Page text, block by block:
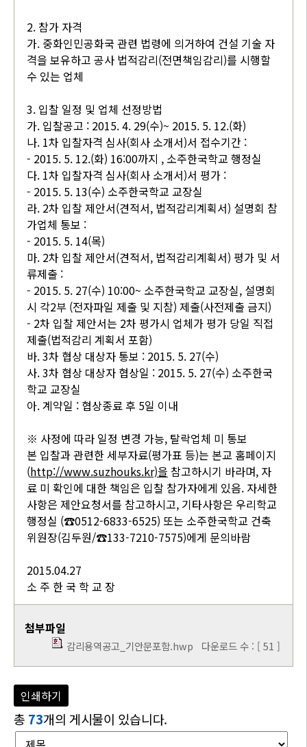
2. 참가 자격
가. 중화인민공화국 관련 법령에 의거하여 건설 기술 자
격을 보유하고 공사 법적감리(전면책임감리)를 시행할
수 있는 업체
3. 입찰 일정 및 업체 선정방법
가. 입찰공고 : 2015. 4. 29(수)~ 2015. 5. 12.(화)
나. 1차 입찰자격 심사(회사 소개서)서 접수기간 :
- 2015. 5. 12.(화) 16:00까지 , 소주한국학교 행정실
다. 1차 입찰자격 심사(회사 소개서)서 평가 :
- 2015. 5. 13(수) 소주한국학교 교장실
라. 2차 입찰 제안서(견적서, 법적감리계획서) 설명회 참
가업체 통보 :
- 2015. 5. 14(목)
마. 2차 입찰 제안서(견적서, 법적감리계획서) 평가 및 서
류제출 :
- 2015. 5. 27(수) 10:00~ 소주한국학교 교장실, 설명회
시 각2부 (전자파일 제출 및 지참) 제출(사전제출 금지)
- 2차 입찰 제안서는 2차 평가시 업체가 평가 당일 직접
제출(법적감리 계획서 포함)
바. 3차 협상 대상자 통보 : 2015. 5. 27(수)
사. 3차 협상 대상자 협상일 : 2015. 5. 27(수) 소주한국
학교 교장실
아. 계약일 : 협상종료 후 5일 이내
※ 사정에 따라 일정 변경 가능, 탈락업체 미 통보
본 입찰과 관련한 세부자료(평가표 등)는 본교 홈페이지
(http://www.suzhouks.kr)을 참고하시기 바라며, 자
료 미 확인에 대한 책임은 입찰 참가자에게 있음. 자세한
사항은 제안요청서를 참고하시고, 기타사항은 우리학교
행정실 (☎0512-6833-6525) 또는 소주한국학교 건축
위원장(김두원/☎133-7210-7575)에게 문의바람
2015.04.27
소 주 한 국 학 교 장
첨부파일
감리용역공고_기안문포함.hwp 다운로드 수 : [ 51 ]
인쇄하기
총 73개의 게시물이 있습니다.